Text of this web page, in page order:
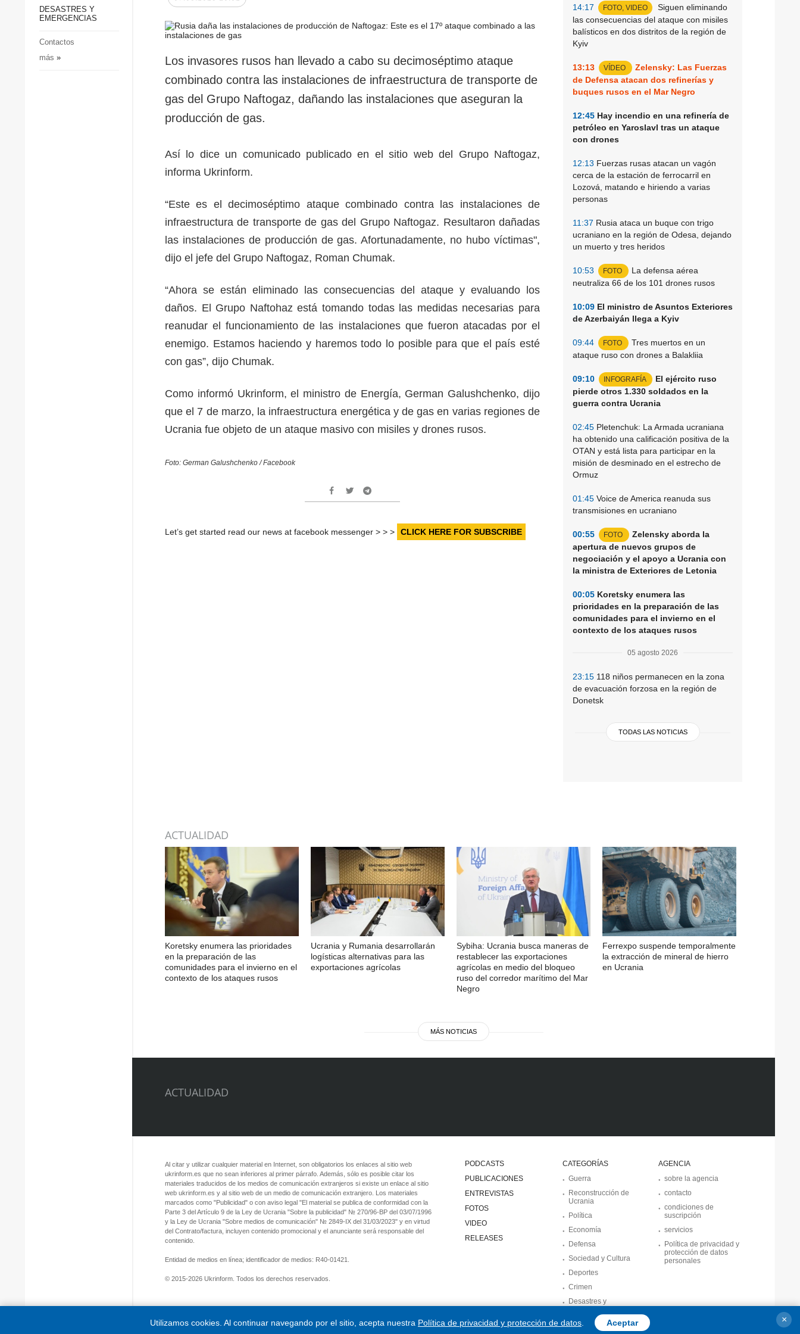
Sociedad y Cultura
Desastres y emergencias
DESASTRES Y
EMERGENCIAS
Contactos
más »
14:17 FOTO, VIDEO
Siguen eliminando
las consecuencias del ataque con misiles
balísticos en dos distritos de la región de
Kyiv
13:13 VÍDEO
Zelensky: Las Fuerzas
de Defensa atacan dos refinerías y
buques rusos en el Mar Negro
12:45 Hay incendio en una refinería de
petróleo en Yaroslavl tras un ataque
con drones
12:13 Fuerzas rusas atacan un vagón
cerca de la estación de ferrocarril en
Lozová, matando e hiriendo a varias
personas
11:37 Rusia ataca un buque con trigo
ucraniano en la región de Odesa, dejando
un muerto y tres heridos
10:53 FOTO
La defensa aérea
neutraliza 66 de los 101 drones rusos
10:09 El ministro de Asuntos Exteriores
de Azerbaiyán llega a Kyiv
09:44 FOTO
Tres muertos en un
ataque ruso con drones a Balakliia
09:10 INFOGRAFÍA
El ejército ruso
pierde otros 1.330 soldados en la
guerra contra Ucrania
02:45 Pletenchuk: La Armada ucraniana
ha obtenido una calificación positiva de la
OTAN y está lista para participar en la
misión de desminado en el estrecho de
Ormuz
01:45 Voice de America reanuda sus
transmisiones en ucraniano
00:55 FOTO
Zelensky aborda la
apertura de nuevos grupos de
negociación y el apoyo a Ucrania con
la ministra de Exteriores de Letonia
00:05 Koretsky enumera las
prioridades en la preparación de las
comunidades para el invierno en el
contexto de los ataques rusos
05 agosto 2026
23:15 118 niños permanecen en la zona
de evacuación forzosa en la región de
Donetsk
TODAS LAS NOTICIAS
Los invasores rusos han llevado a cabo su decimoséptimo ataque
combinado contra las instalaciones de infraestructura de transporte de
gas del Grupo Naftogaz, dañando las instalaciones que aseguran la
producción de gas.
Así lo dice un comunicado publicado en el sitio web del Grupo Naftogaz,
informa Ukrinform.
“Este es el decimoséptimo ataque combinado contra las instalaciones de
infraestructura de transporte de gas del Grupo Naftogaz. Resultaron dañadas
las instalaciones de producción de gas. Afortunadamente, no hubo víctimas",
dijo el jefe del Grupo Naftogaz, Roman Chumak.
“Ahora se están eliminado las consecuencias del ataque y evaluando los
daños. El Grupo Naftohaz está tomando todas las medidas necesarias para
reanudar el funcionamiento de las instalaciones que fueron atacadas por el
enemigo. Estamos haciendo y haremos todo lo posible para que el país esté
con gas”, dijo Chumak.
Como informó Ukrinform, el ministro de Energía, German Galushchenko, dijo
que el 7 de marzo, la infraestructura energética y de gas en varias regiones de
Ucrania fue objeto de un ataque masivo con misiles y drones rusos.
Foto: German Galushchenko / Facebook
Let’s get started read our news at facebook messenger > > > CLICK HERE FOR SUBSCRIBE
ACTUALIDAD
Koretsky enumera las prioridades
en la preparación de las
comunidades para el invierno en el
contexto de los ataques rusos
Ucrania y Rumania desarrollarán
logísticas alternativas para las
exportaciones agrícolas
Sybiha: Ucrania busca maneras de
restablecer las exportaciones
agrícolas en medio del bloqueo
ruso del corredor marítimo del Mar
Negro
Ferrexpo suspende temporalmente
la extracción de mineral de hierro
en Ucrania
MÁS NOTICIAS
ACTUALIDAD
CATEGORÍAS
Guerra
Reconstrucción de
Ucrania
Política
Economía
Defensa
Sociedad y Cultura
Deportes
Crimen
Desastres y
AGENCIA
sobre la agencia
contacto
condiciones de
suscripción
servicios
Política de privacidad y
protección de datos
personales
PODCASTS
PUBLICACIONES
ENTREVISTAS
FOTOS
VIDEO
RELEASES
Al citar y utilizar cualquier material en Internet, son obligatorios los enlaces al sitio web
ukrinform.es que no sean inferiores al primer párrafo. Además, sólo es posible citar los
materiales traducidos de los medios de comunicación extranjeros si existe un enlace al sitio
web ukrinform.es y al sitio web de un medio de comunicación extranjero. Los materiales
marcados como "Publicidad" o con aviso legal "El material se publica de conformidad con la
Parte 3 del Artículo 9 de la Ley de Ucrania "Sobre la publicidad" № 270/96-ВР del 03/07/1996
y la Ley de Ucrania "Sobre medios de comunicación" № 2849-IX del 31/03/2023" y en virtud
del Contrato/factura, incluyen contenido promocional y el anunciante será responsable del
contenido.
Entidad de medios en línea; identificador de medios: R40-01421.
© 2015-2026 Ukrinform. Todos los derechos reservados.
Utilizamos cookies. Al continuar navegando por el sitio, acepta nuestra Política de privacidad y protección de datos Aceptar ×